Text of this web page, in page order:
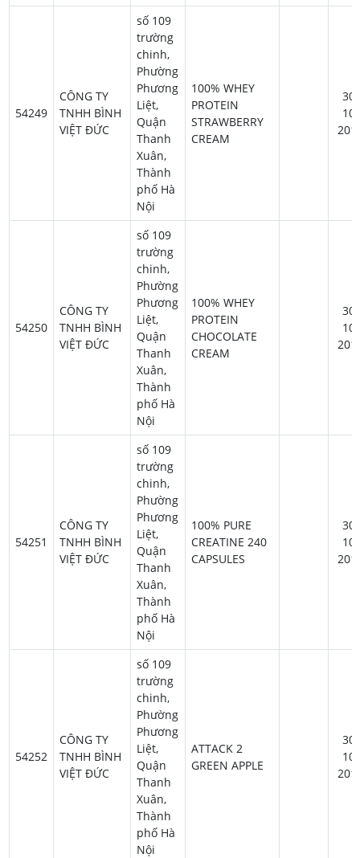
54249
CÔNG TY
TNHH BÌNH
VIỆT ĐỨC
số 109
trường
chinh,
Phường
Phương
Liệt,
Quận
Thanh
Xuân,
Thành
phố Hà
Nội
100% WHEY
PROTEIN
STRAWBERRY
CREAM
30-
10-
54250
CÔNG TY
TNHH BÌNH
VIỆT ĐỨC
số 109
trường
chinh,
Phường
Phương
Liệt,
Quận
Thanh
Xuân,
Thành
phố Hà
Nội
100% WHEY
PROTEIN
CHOCOLATE
CREAM
30-
10-
54251
CÔNG TY
TNHH BÌNH
VIỆT ĐỨC
số 109
trường
chinh,
Phường
Phương
Liệt,
Quận
Thanh
Xuân,
Thành
phố Hà
Nội
100% PURE
CREATINE 240
CAPSULES
30-
10-
54252
CÔNG TY
TNHH BÌNH
VIỆT ĐỨC
số 109
trường
chinh,
Phường
Phương
Liệt,
Quận
Thanh
Xuân,
Thành
phố Hà
Nội
ATTACK 2
GREEN APPLE
30-
10-